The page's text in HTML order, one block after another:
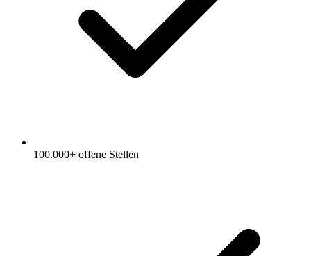
100.000+ offene Stellen